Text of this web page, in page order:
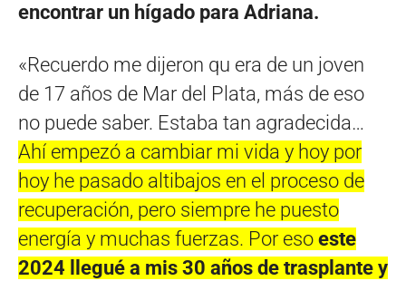
encontrar un hígado para Adriana.
«Recuerdo me dijeron qu era de un joven
de 17 años de Mar del Plata, más de eso
no puede saber. Estaba tan agradecida…
Ahí empezó a cambiar mi vida y hoy por
hoy he pasado altibajos en el proceso de
recuperación, pero siempre he puesto
energía y muchas fuerzas. Por eso este
2024
llegué a mis 30 años de trasplante y